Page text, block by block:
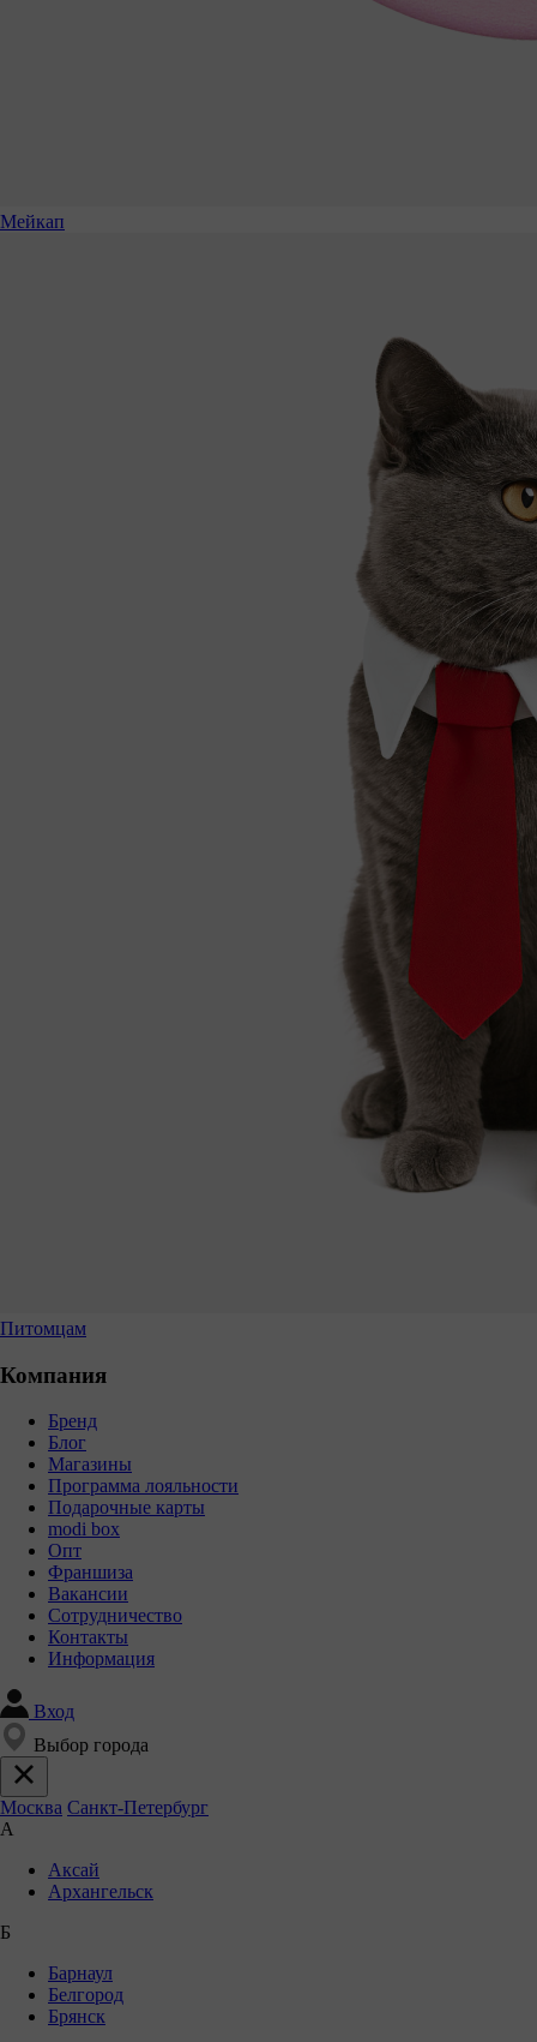
Мейкап
Питомцам
Компания
Бренд
Блог
Магазины
Программа лояльности
Подарочные карты
modi box
Опт
Франшиза
Вакансии
Сотрудничество
Контакты
Информация
Вход
Выбор города
Москва Санкт-Петербург
А
Аксай
Архангельск
Б
Барнаул
Белгород
Брянск